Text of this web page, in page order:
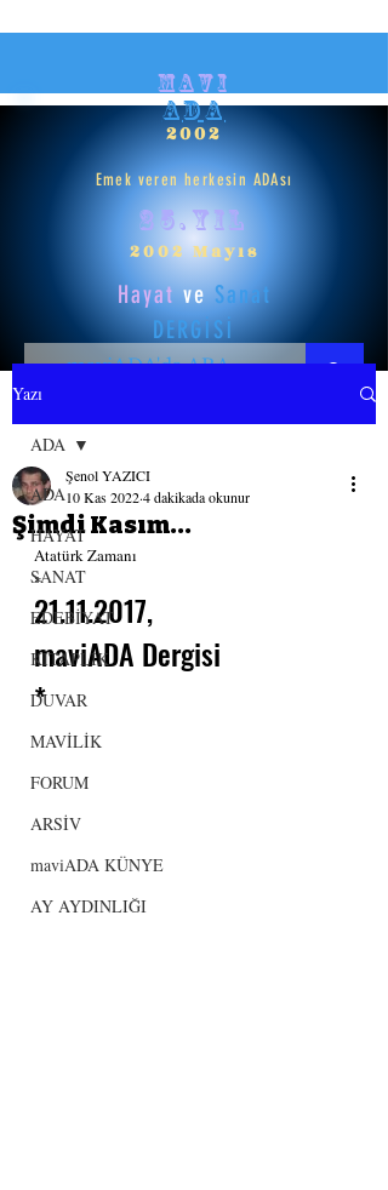
mavi
ADA
2002
Emek veren herkesin ADAsı
25.yıl
2002 Mayıs
HayatveSanat
DERGİSİ
SANAT
GİRİŞ YAP
Yazı
ADA
HAYAT
SANAT
EDEBİYAT
KİTAPLIK
DUVAR
MAVİLİK
FORUM
ARSİV
maviADA KÜNYE
AY AYDINLIĞI
ADA
Şimdi Kasım...
Şenol YAZICI
10 Kas 20224 dakikada okunur
Atatürk Zamanı
*
21.11.2017,
maviADA Dergisi
*